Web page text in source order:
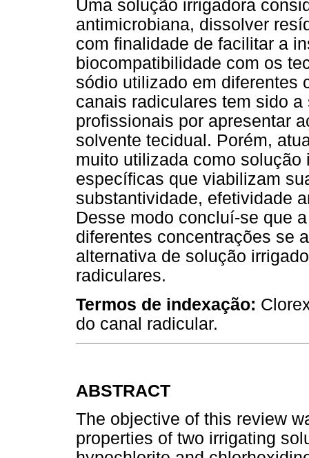
Uma solução irrigadora
antimicrobiana, dissolver
com finalidade de facilitar a
biocompatibilidade com os
sódio utilizado em diferentes
canais radiculares tem sido
profissionais por apresentar
solvente tecidual. Porém,
muito utilizada como
específicas que viabilizam
substantividade, efetividade
Desse modo concluí-se que
diferentes concentrações se
alternativa de solução
radiculares.
Termos de indexação:
do canal radicular.
ABSTRACT
The objective of this review
properties of two irrigating